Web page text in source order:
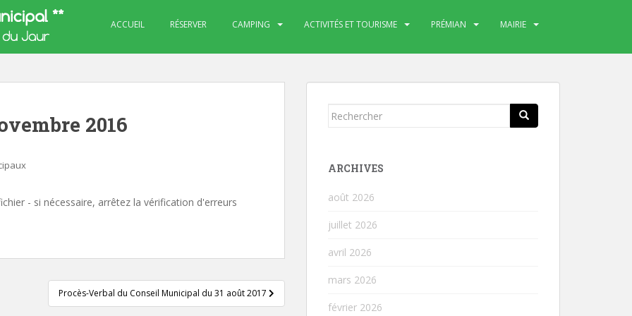
ACCUEIL RÉSERVER CAMPING ACTIVITÉS ET TOURISME PRÉMIAN MAIRIE
2016
- si nécessaire, arrêtez la vérification d'erreurs
Procès-Verbal du Conseil Municipal du 31 août 2017
Rechercher...
ARCHIVES
août 2026
juillet 2026
avril 2026
mars 2026
février 2026